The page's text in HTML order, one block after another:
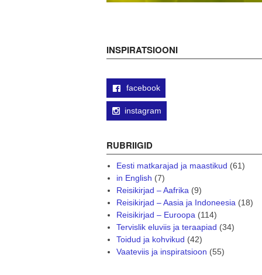
INSPIRATSIOONI
facebook
instagram
RUBRIIGID
Eesti matkarajad ja maastikud (61)
in English (7)
Reisikirjad – Aafrika(9)
Reisikirjad – Aasia ja Indoneesia(18)
Reisikirjad – Euroopa(114)
Tervislik eluviis ja teraapiad (34)
Toidud ja kohvikud (42)
Vaateviis ja inspiratsioon (55)